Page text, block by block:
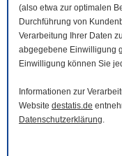
(also etwa zur optimalen
Durchführung von
Verarbeitung Ihrer Daten
abgegebene Einwilligung
Einwilligung können Sie
Informationen zur
Website destatis.de
Datenschutzerklärung.